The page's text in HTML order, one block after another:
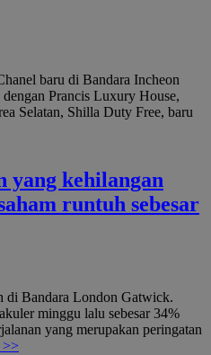
baru di Bandara Incheon
Prancis Luxury House,
Selatan, Shilla Duty Free, baru
yang kehilangan
runtuh sebesar
di Bandara London Gatwick.
minggu lalu sebesar 34%
yang merupakan peringatan
>>